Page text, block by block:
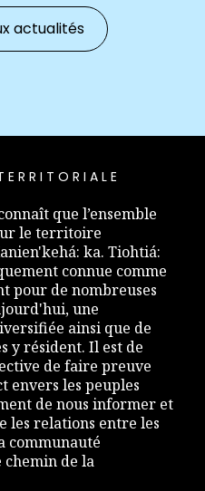
actualités
que l’ensemble
le territoire
ka. Tiohtiá:
connue comme
pour de nombreuses
une
ainsi que de
y résident. Il est de
de faire preuve
envers les peuples
de nous informer et
les relations entre les
communauté
de la